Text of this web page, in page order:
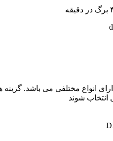
انواع مختلفی می باشد. گزینه
شوند